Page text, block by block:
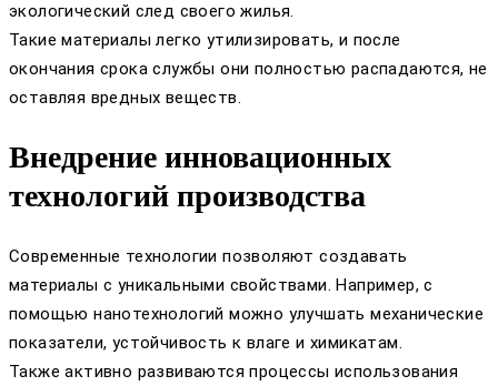
экологический след своего жилья.
Такие материалы легко утилизировать, и после
окончания срока службы они полностью распадаются, не
оставляя вредных веществ.
Внедрение инновационных
технологий производства
Современные технологии позволяют создавать
материалы с уникальными свойствами. Например, с
помощью нанотехнологий можно улучшать механические
показатели, устойчивость к влаге и химикатам.
Также активно развиваются процессы использования